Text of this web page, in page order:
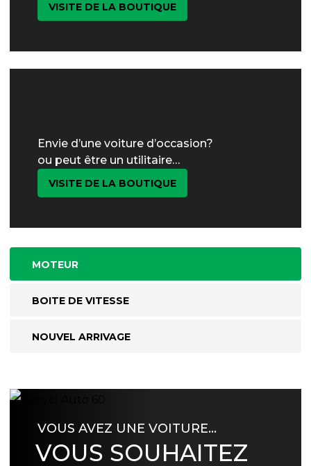
VISITE DE LA BOUTIQUE
Envie d’une voiture d’occasion?
ou peut être un utilitaire…
VISITE DE LA BOUTIQUE
MOTEUR
BOITE DE VITESSE
NOUVEL ARRIVAGE
VOUS AVEZ UNE VOITURE…
VOUS SOUHAITEZ